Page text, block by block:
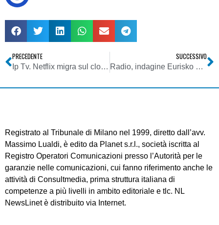
PRECEDENTE
Ip Tv. Netflix migra sul cloud per far fronte alla crescita di utenza
SUCCESSIVO
Radio, indagine Eurisko 2015: 105 al 1° posto nel quarto d’ora medio
Registrato al Tribunale di Milano nel 1999, diretto dall’avv.
Massimo Lualdi, è edito da Planet s.r.l., società iscritta al
Registro Operatori Comunicazioni presso l’Autorità per le
garanzie nelle comunicazioni, cui fanno riferimento anche le
attività di Consultmedia, prima struttura italiana di
competenze a più livelli in ambito editoriale e tlc. NL
NewsLinet è distribuito via Internet.